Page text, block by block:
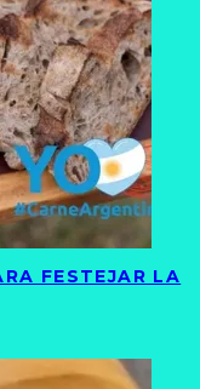
FESTEJAR LA